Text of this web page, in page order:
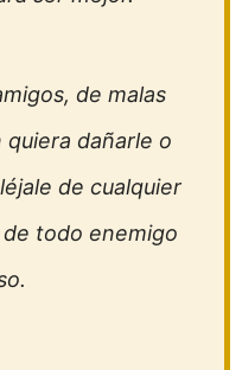
de malas
dañarle o
de cualquier
todo enemigo